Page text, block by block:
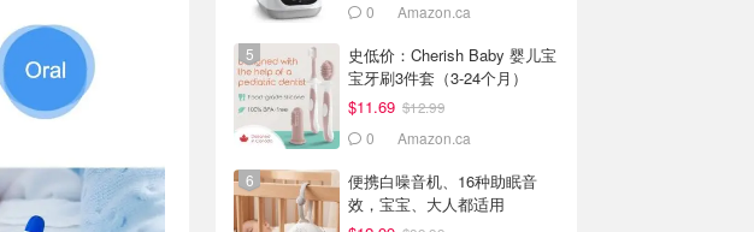
0 Amazon.ca
史低价：Cherish Baby 婴儿宝
宝牙刷3件套（3-24个月）
$11.69 $12.99
0 Amazon.ca
便携白噪音机、16种助眠音
效，宝宝、大人都适用